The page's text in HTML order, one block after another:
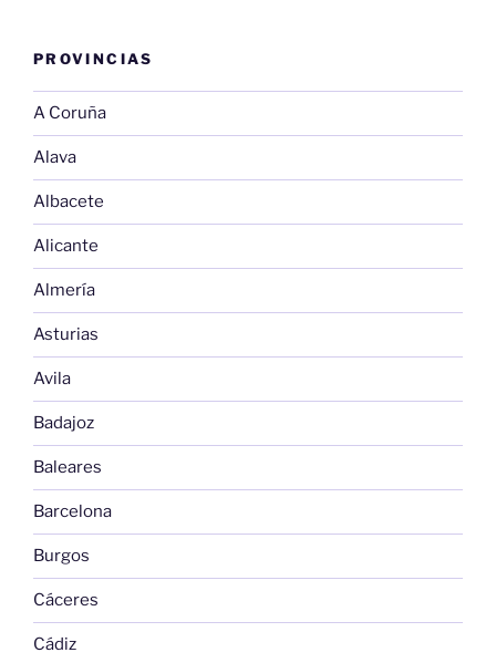
PROVINCIAS
A Coruña
Alava
Albacete
Alicante
Almería
Asturias
Avila
Badajoz
Baleares
Barcelona
Burgos
Cáceres
Cádiz